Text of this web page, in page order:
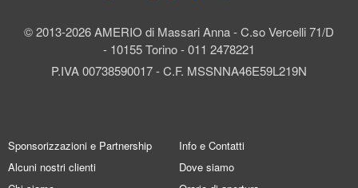
© 2013-2026 AMERIO di Massari Anna - C.so Vercelli 71/D
- 10155 Torino - 011 2478221
P.IVA 00738590017 - C.F. MSSNNA46E59L219N
Sponsorizzazioni e Partnership
Alcuni nostri clienti
Info e Contatti
Dove siamo